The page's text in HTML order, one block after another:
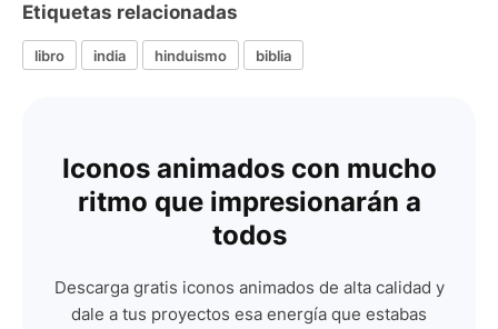
Etiquetas relacionadas
libro india hinduismo biblia
Iconos animados con mucho
ritmo que impresionarán a
todos
Descarga gratis iconos animados de alta calidad y
dale a tus proyectos esa energía que estabas